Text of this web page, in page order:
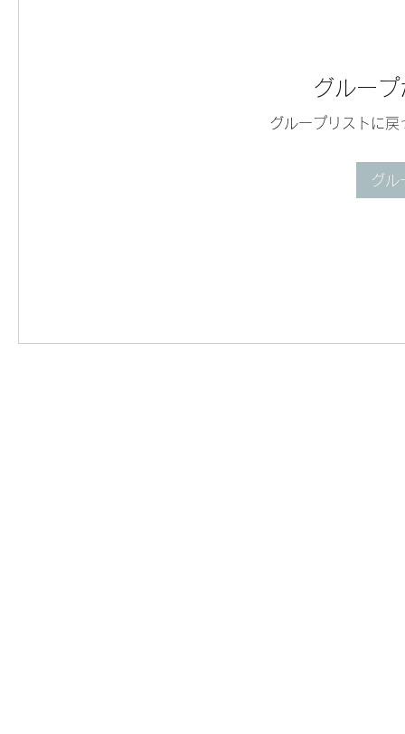
グルー
グループリストに
グル